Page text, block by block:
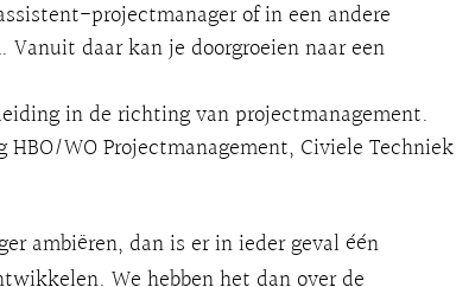
projectmanager of in een andere
daar kan je doorgroeien naar een
in de richting van projectmanagement.
HBO/WO Projectmanagement, Civiele Techniek
ambiëren, dan is er in ieder geval één